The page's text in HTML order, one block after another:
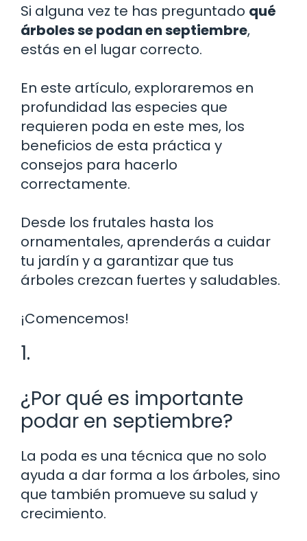
Si alguna vez te has preguntado qué
árboles se podan en septiembre,
estás en el lugar correcto.
En este artículo, exploraremos en
profundidad las especies que
requieren poda en este mes, los
beneficios de esta práctica y
consejos para hacerlo
correctamente.
Desde los frutales hasta los
ornamentales, aprenderás a cuidar
tu jardín y a garantizar que tus
árboles crezcan fuertes y saludables.
¡Comencemos!
1.
¿Por qué es importante
podar en septiembre?
La poda es una técnica que no solo
ayuda a dar forma a los árboles, sino
que también promueve su salud y
crecimiento.